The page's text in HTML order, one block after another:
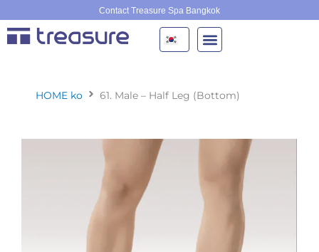
텐
츠
Contact Treasure Spa Bangkok
HOME ko 61. Male – Half Leg (Bottom)